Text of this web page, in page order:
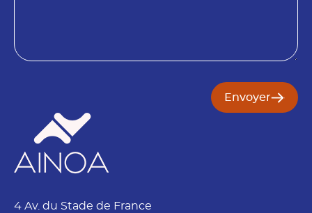
n
m
n
Envoyer
4 Av. du Stade de France